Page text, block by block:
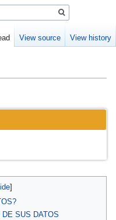
SUS DATOS
View source View history